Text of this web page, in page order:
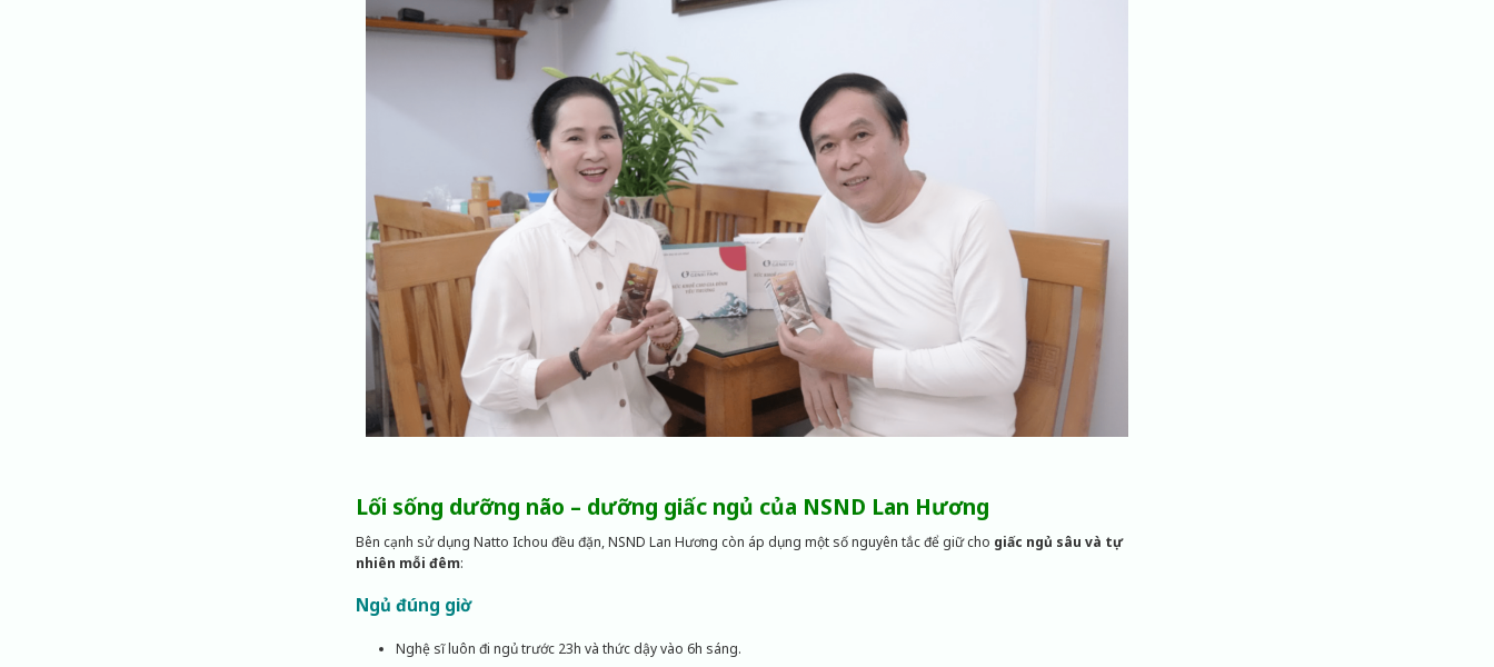
Lối sống dưỡng não – dưỡng giấc ngủ của NSND Lan Hương
Bên cạnh sử dụng Natto Ichou đều đặn, NSND Lan Hương còn áp dụng một số nguyên tắc để giữ cho giấc ngủ sâu và tự
nhiên mỗi đêm:
Ngủ đúng giờ
Nghệ sĩ luôn đi ngủ trước 23h và thức dậy vào 6h sáng.